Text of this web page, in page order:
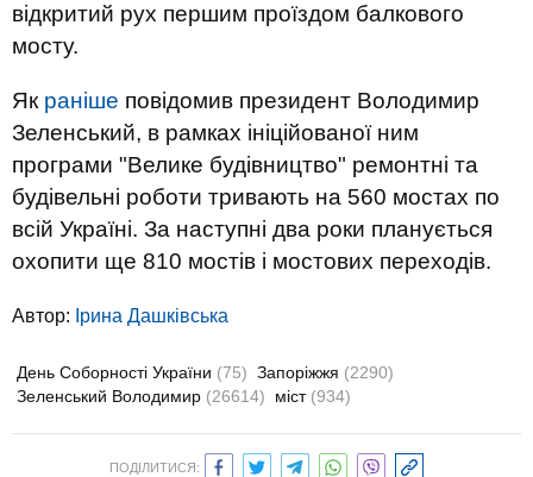
відкритий рух першим проїздом балкового
мосту.
Як раніше повідомив президент Володимир
Зеленський, в рамках ініційованої ним
програми "Велике будівництво" ремонтні та
будівельні роботи тривають на 560 мостах по
всій Україні. За наступні два роки планується
охопити ще 810 мостів і мостових переходів.
Автор: Ірина Дашківська
День Соборності України (75) Запоріжжя (2290)
Зеленський Володимир (26614) міст (934)
ПОДІЛИТИСЯ: